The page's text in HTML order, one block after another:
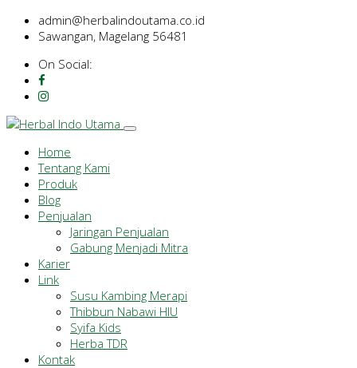
admin@herbalindoutama.co.id
Sawangan, Magelang 56481
On Social:
Home
Tentang Kami
Produk
Blog
Penjualan
Jaringan Penjualan
Gabung Menjadi Mitra
Karier
Link
Susu Kambing Merapi
Thibbun Nabawi HIU
Syifa Kids
Herba TDR
Kontak